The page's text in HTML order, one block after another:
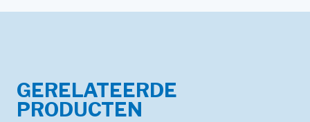
GERELATEERDE
PRODUCTEN